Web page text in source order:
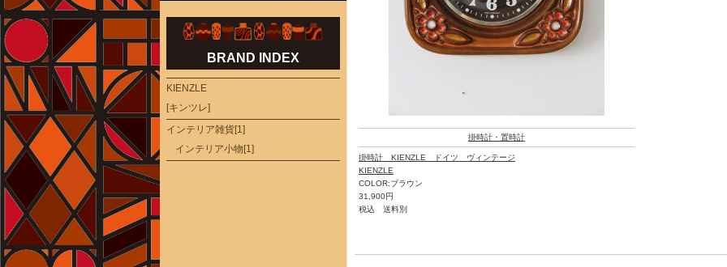
掛時計・置時計
掛時計 KIENZLE ドイツ ヴィンテージ
KIENZLE
COLOR:ブラウン
31,900円
税込 送料別
BRAND INDEX
KIENZLE
[キンツレ]
インテリア雑貨[1]
インテリア小物[1]